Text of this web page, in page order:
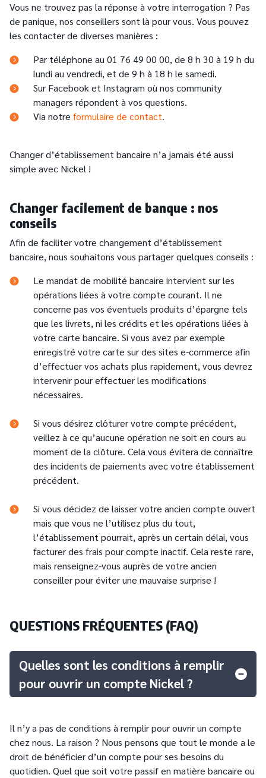
Vous ne trouvez pas la réponse à votre interrogation ? Pas
de panique, nos conseillers sont là pour vous. Vous pouvez
les contacter de diverses manières :
Par téléphone au 01 76 49 00 00, de 8 h 30 à 19 h du
lundi au vendredi, et de 9 h à 18 h le samedi.
Sur Facebook et Instagram où nos community
managers répondent à vos questions.
Via notre formulaire de contact.
Changer d’établissement bancaire n’a jamais été aussi
simple avec Nickel !
Changer facilement de banque : nos
conseils
Afin de faciliter votre changement d’établissement
bancaire, nous souhaitons vous partager quelques conseils :
Le mandat de mobilité bancaire intervient sur les
opérations liées à votre compte courant. Il ne
concerne pas vos éventuels produits d’épargne tels
que les livrets, ni les crédits et les opérations liées à
votre carte bancaire. Si vous avez par exemple
enregistré votre carte sur des sites e-commerce afin
d’effectuer vos achats plus rapidement, vous devrez
intervenir pour effectuer les modifications
nécessaires.
Si vous désirez clôturer votre compte précédent,
veillez à ce qu’aucune opération ne soit en cours au
moment de la clôture. Cela vous évitera de connaître
des incidents de paiements avec votre établissement
précédent.
Si vous décidez de laisser votre ancien compte ouvert
mais que vous ne l’utilisez plus du tout,
l’établissement pourrait, après un certain délai, vous
facturer des frais pour compte inactif. Cela reste rare,
mais renseignez-vous auprès de votre ancien
conseiller pour éviter une mauvaise surprise !
QUESTIONS FRÉQUENTES (FAQ)
Quelles sont les conditions à remplir
pour ouvrir un compte Nickel ?
Il n’y a pas de conditions à remplir pour ouvrir un compte
chez nous. La raison ? Nous pensons que tout le monde a le
droit de bénéficier d’un compte pour ses besoins du
quotidien. Quel que soit votre passif en matière bancaire ou